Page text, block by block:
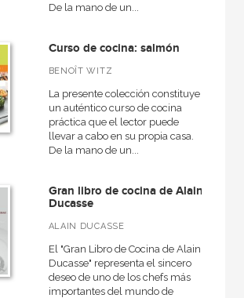
De la mano de un...
Curso de cocina: salmón
BENOÎT WITZ
La presente colección constituye
un auténtico curso de cocina
práctica que el lector puede
llevar a cabo en su propia casa.
De la mano de un...
Gran libro de cocina de Alain
Ducasse
ALAIN DUCASSE
El "Gran Libro de Cocina de Alain
Ducasse" representa el sincero
deseo de uno de los chefs más
importantes del mundo de